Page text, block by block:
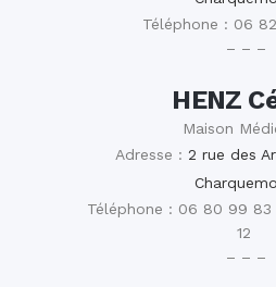
Téléphone : 06
– – –
HENZ
Maison
Adresse : 2 rue des
Téléphone : 06 80 99 83
12
– – –